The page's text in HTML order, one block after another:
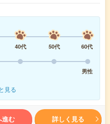
40代 50代
60代
男性
見る
進む 詳しく見る